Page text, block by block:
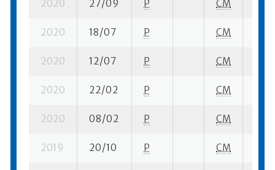
2020 27/09 P CM
2020 18/07 P CM
2020 12/07 P CM
2020 22/02 P CM
2020 08/02 P CM
2019 20/10 P CM